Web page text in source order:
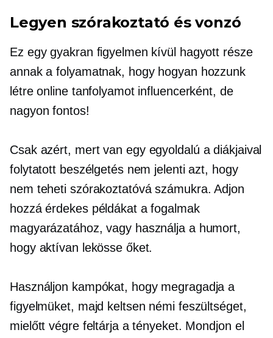
Legyen szórakoztató és vonzó
Ez egy gyakran figyelmen kívül hagyott része
annak a folyamatnak, hogy hogyan hozzunk
létre online tanfolyamot influencerként, de
nagyon fontos!
Csak azért, mert van egy egyoldalú a diákjaival
folytatott beszélgetés nem jelenti azt, hogy
nem teheti szórakoztatóvá számukra. Adjon
hozzá érdekes példákat a fogalmak
magyarázatához, vagy használja a humort,
hogy aktívan lekösse őket.
Használjon kampókat, hogy megragadja a
figyelmüket, majd keltsen némi feszültséget,
mielőtt végre feltárja a tényeket. Mondjon el